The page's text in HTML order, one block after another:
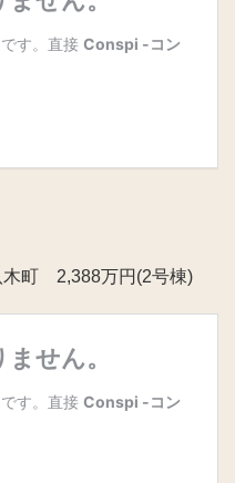
木町 2,388万円(2号棟)